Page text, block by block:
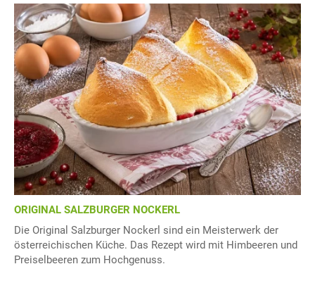
ORIGINAL SALZBURGER NOCKERL
Die Original Salzburger Nockerl sind ein Meisterwerk der
österreichischen Küche. Das Rezept wird mit Himbeeren und
Preiselbeeren zum Hochgenuss.